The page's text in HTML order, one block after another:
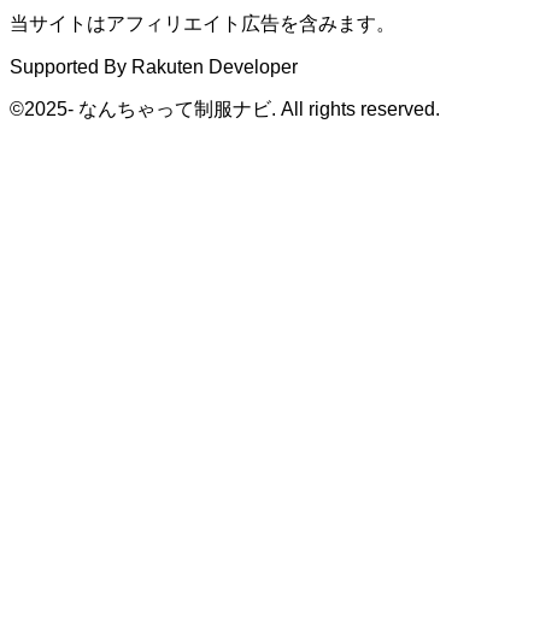
当サイトはアフィリエイト広告を含みます。
Supported By Rakuten Developer
©2025- なんちゃって制服ナビ. All rights reserved.